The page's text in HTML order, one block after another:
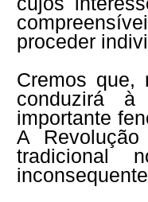
proceder
Cremos
conduzirá
importante
A
tradicional